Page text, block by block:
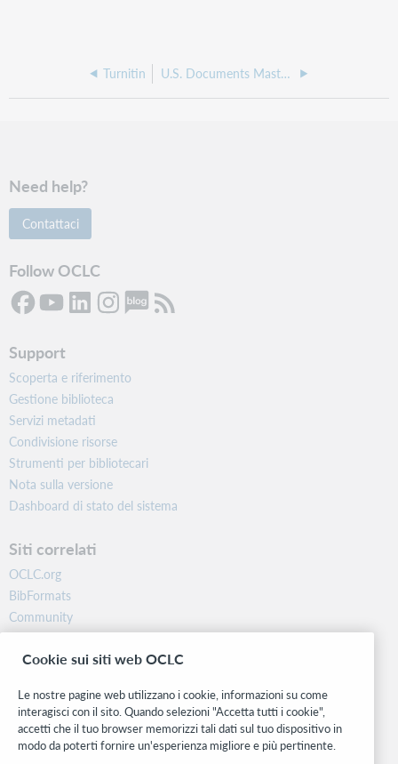
Turnitin U.S. Documents Masterfile
Need help?
Contattaci
Follow OCLC
Support
Scoperta e riferimento
Gestione biblioteca
Servizi metadati
Condivisione risorse
Strumenti per bibliotecari
Nota sulla versione
Dashboard di stato del sistema
Siti correlati
OCLC.org
BibFormats
Community
Ricerca
WebJunction
Stay in the know.
Ricevi gli ultimi aggiornamenti di prodotti, ricerche, eventi e molto
Cookie sui siti web OCLC
Le nostre pagine web utilizzano i cookie, informazioni su come
interagisci con il sito. Quando selezioni "Accetta tutti i cookie",
accetti che il tuo browser memorizzi tali dati sul tuo dispositivo in
modo da poterti fornire un'esperienza migliore e più pertinente.